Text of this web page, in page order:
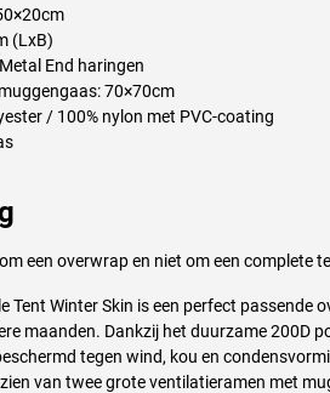
(LxB)
End haringen
70×70cm
/ 100% nylon met PVC-coating
een overwrap en niet om een complete
Tent Winter Skin is een perfect passende
maanden. Dankzij het duurzame 200D
tegen wind, kou en
van twee grote ventilatieramen met